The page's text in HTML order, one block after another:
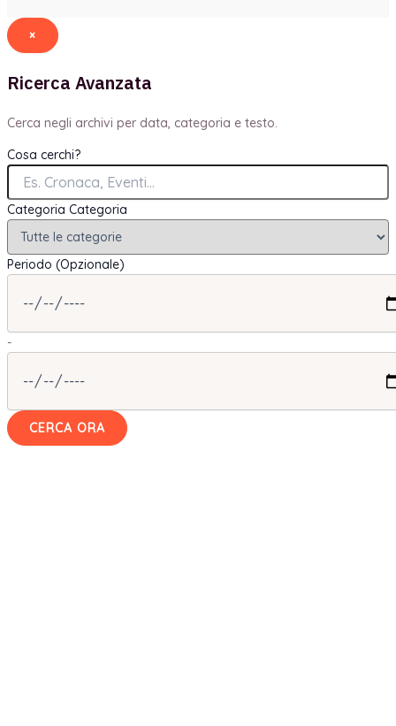
×
Ricerca Avanzata
Cerca negli archivi per data, categoria e testo.
Cosa cerchi?
Categoria Categoria
Periodo (Opzionale)
-
CERCA ORA